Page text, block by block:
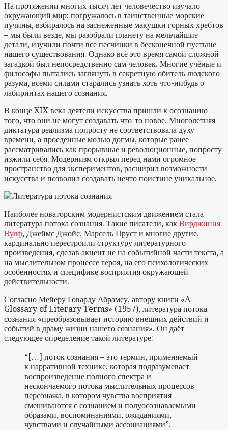
На протяжении многих тысяч лет человечество изучало
окружающий мир: погружалось в таинственные морские
пучины, взбиралось на заснеженные макушки горных хребтов
– мы были везде, мы разобрали планету на мельчайшие
детали, изучили почти все песчинки в бесконечной пустыне
нашего существования. Однако всё это время самой сложной
загадкой был непосредственно сам человек. Многие учёные и
философы пытались заглянуть в секретную обитель людского
разума, всеми силами старались узнать хоть что-нибудь о
лабиринтах нашего сознания.
В конце XIX века деятели искусства пришли к осознанию
того, что они не могут создавать что-то новое. Многолетняя
диктатура реализма попросту не соответствовала духу
времени, а проеденные молью догмы, которые ранее
рассматривались как прорывные и революционные, попросту
изжили себя. Модернизм открыл перед нами огромное
пространство для экспериментов, расширил возможности
искусства и позволил создавать нечто поистине уникальное.
Наиболее новаторским модернистским движением стала
литература потока сознания. Такие писатели, как Вирджиния
Вулф, Джеймс Джойс, Марсель Пруст и многие другие,
кардинально перестроили структуру литературного
произведения, сделав акцент не на событийной части текста, а
на мыслительном процессе героя, на его психологических
особенностях и специфике восприятия окружающей
действительности.
Согласно Мейеру Говарду Абрамсу, автору книги «A
Glossary of Literary Terms» (1957), литература потока
сознания «преобразовывает историю внешних действий и
событий в драму жизни нашего сознания». Он даёт
следующее определение такой литературе:
“[…] поток сознания – это термин, применяемый
к нарративной технике, которая подразумевает
воспроизведение полного спектра и
нескончаемого потока мыслительных процессов
персонажа, в котором чувства восприятия
смешиваются с сознанием и полуосознаваемыми
образами, воспоминаниями, ожиданиями,
чувствами и случайными ассоциациями”.